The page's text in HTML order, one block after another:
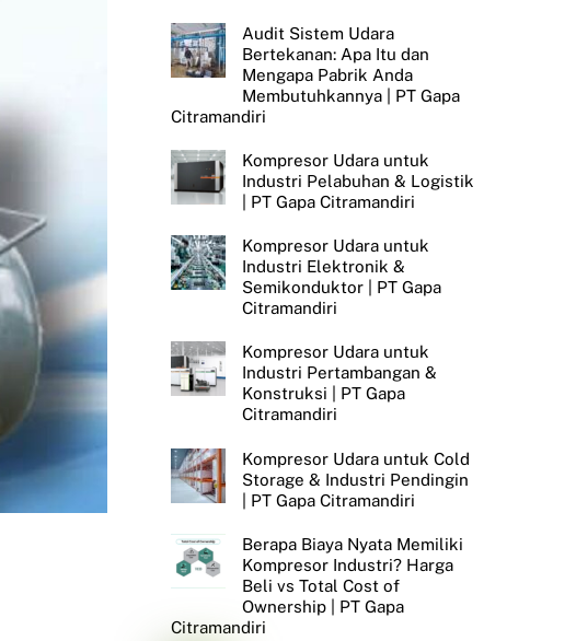
Audit Sistem Udara
Bertekanan: Apa Itu dan
Mengapa Pabrik Anda
Membutuhkannya | PT Gapa
Citramandiri
Kompresor Udara untuk
Industri Pelabuhan & Logistik
| PT Gapa Citramandiri
Kompresor Udara untuk
Industri Elektronik &
Semikonduktor | PT Gapa
Citramandiri
Kompresor Udara untuk
Industri Pertambangan &
Konstruksi | PT Gapa
Citramandiri
Kompresor Udara untuk Cold
Storage & Industri Pendingin
| PT Gapa Citramandiri
Berapa Biaya Nyata Memiliki
Kompresor Industri? Harga
Beli vs Total Cost of
Ownership | PT Gapa
Citramandiri